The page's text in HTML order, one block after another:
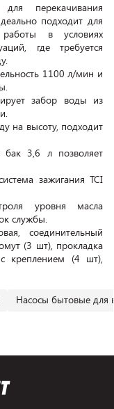
перекачивания
подходит для
работы в условиях
где требуется
1100 л/мин и
забор воды из
на высоту, подходит
бак 3,6 л позволяет
зажигания TCI
уровня масла
службы.
соединительный
(3 шт), прокладка
креплением (4 шт),
Насосы бытовые для